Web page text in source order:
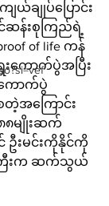
ပ်‌ပြောင်း
ဆန်းစုကြည်ရဲ့
of life ကန်
းကောက်ပွဲအပြီး
ကောက်ပွဲ
တဲ့အ​ကြောင်း
၈မျိုးဆက်
ဦးမင်းကိုနိုင်ကို
ကြီးက ဆက်သွယ်